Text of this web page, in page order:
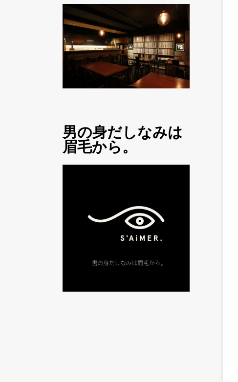
男の身だしなみは
眉毛から。